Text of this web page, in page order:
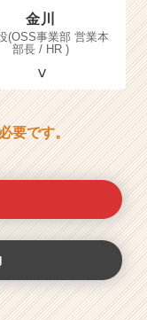
金川
(OSS事業部 営業本
部長 / HR )
要です。